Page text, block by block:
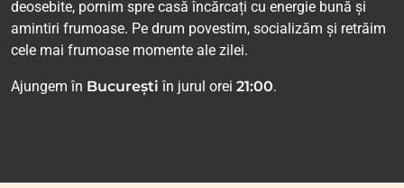
deosebite, pornim spre casă încărcați cu energie bună și
amintiri frumoase. Pe drum povestim, socializăm și retrăim
cele mai frumoase momente ale zilei.
Ajungem în București în jurul orei 21:00.